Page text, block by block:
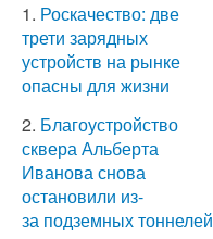
1. Роскачество: две
трети зарядных
устройств на рынке
опасны для жизни
2. Благоустройство
сквера Альберта
Иванова снова
остановили из-
за подземных тоннелей